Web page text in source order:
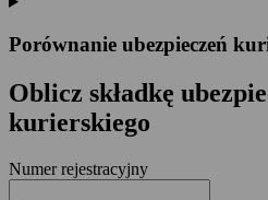
Porównanie ubezpieczeń
Oblicz składkę
kurierskiego
Numer rejestracyjny